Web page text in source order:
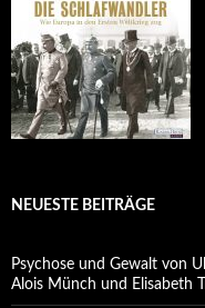
NEUESTE BEITRÄGE
Psychose und Gewalt von
Alois Münch und Elisabeth